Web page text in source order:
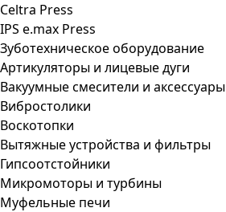
Celtra Press
IPS e.max Press
Зуботехническое оборудование
Артикуляторы и лицевые дуги
Вакуумные смесители и аксессуары
Вибростолики
Воскотопки
Вытяжные устройства и фильтры
Гипсоотстойники
Микромоторы и турбины
Муфельные печи